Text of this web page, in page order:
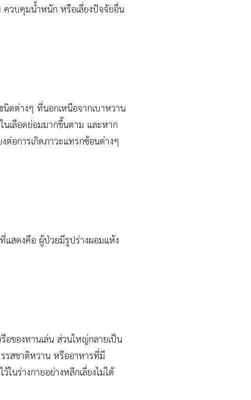
ควบคุมน้ำหนัก หรือเลี่ยงปัจจัยอื่น
ดต่างๆ ที่นอกเหนือจากเบาหวาน
นเลือดย่อมมากขึ้นตาม และหาก
ต่อการเกิดภาวะแทรกซ้อนต่างๆ
แสดงคือ ผู้ป่วยมีรูปร่างผอมแห้ง
ของทานเล่น ส่วนใหญ่กลายเป็น
รสชาติหวาน หรืออาหารที่มี
นร่างกายอย่างหลีกเลี่ยงไม่ได้